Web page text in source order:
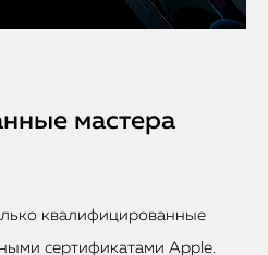
мастера
квалифицированные
сертификатами Apple.